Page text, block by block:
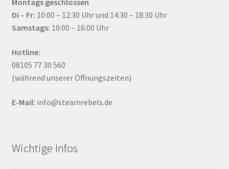
Montags geschlossen
Di – Fr: 10:00 – 12:30 Uhr und 14:30 – 18:30 Uhr
Samstags: 10:00 – 16:00 Uhr
Hotline:
08105 77 30 560
(während unserer Öffnungszeiten)
E-Mail: info@steamrebels.de
Wichtige Infos